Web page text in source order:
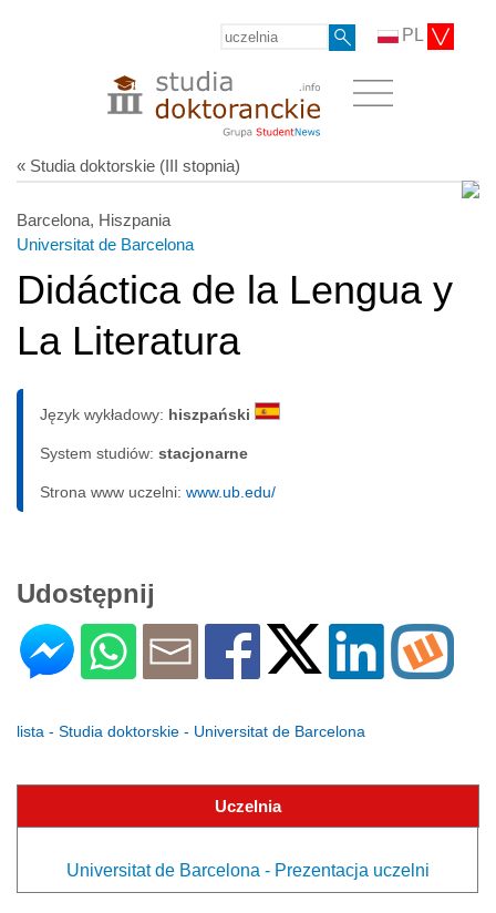
PL
« Studia doktorskie (III stopnia)
Barcelona, Hiszpania
Universitat de Barcelona
Didáctica de la Lengua y
La Literatura
Język wykładowy: hiszpański
System studiów: sta­cjo­nar­ne
Strona www uczelni: www.ub.edu/
Udostępnij
lista - Studia doktorskie - Universitat de Barcelona
Uczelnia
Universitat de Barcelona - Prezentacja uczelni